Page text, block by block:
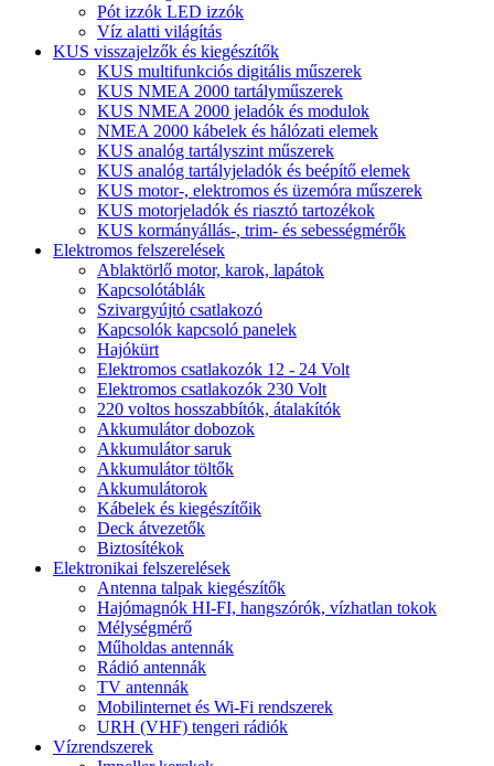
Pót izzók LED izzók
Víz alatti világítás
KUS visszajelzők és kiegészítők
KUS multifunkciós digitális műszerek
KUS NMEA 2000 tartályműszerek
KUS NMEA 2000 jeladók és modulok
NMEA 2000 kábelek és hálózati elemek
KUS analóg tartályszint műszerek
KUS analóg tartályjeladók és beépítő elemek
KUS motor-, elektromos és üzemóra műszerek
KUS motorjeladók és riasztó tartozékok
KUS kormányállás-, trim- és sebességmérők
Elektromos felszerelések
Ablaktörlő motor, karok, lapátok
Kapcsolótáblák
Szivargyújtó csatlakozó
Kapcsolók kapcsoló panelek
Hajókürt
Elektromos csatlakozók 12 - 24 Volt
Elektromos csatlakozók 230 Volt
220 voltos hosszabbítók, átalakítók
Akkumulátor dobozok
Akkumulátor saruk
Akkumulátor töltők
Akkumulátorok
Kábelek és kiegészítőik
Deck átvezetők
Biztosítékok
Elektronikai felszerelések
Antenna talpak kiegészítők
Hajómagnók HI-FI, hangszórók, vízhatlan tokok
Mélységmérő
Műholdas antennák
Rádió antennák
TV antennák
Mobilinternet és Wi-Fi rendszerek
URH (VHF) tengeri rádiók
Vízrendszerek